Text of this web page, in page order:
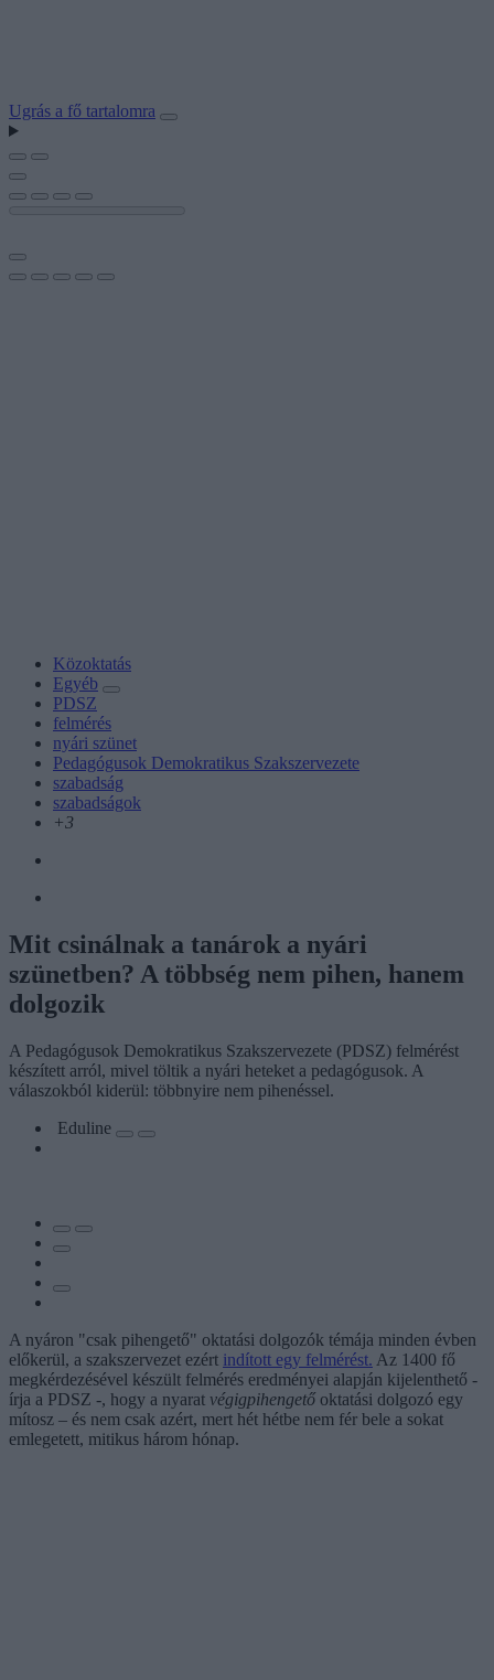
Ugrás a fő tartalomra
Közoktatás
Egyéb
PDSZ
felmérés
nyári szünet
Pedagógusok Demokratikus Szakszervezete
szabadság
szabadságok
+3
Mit csinálnak a tanárok a nyári
szünetben? A többség nem pihen, hanem
dolgozik
A Pedagógusok Demokratikus Szakszervezete (PDSZ) felmérést
készített arról, mivel töltik a nyári heteket a pedagógusok. A
válaszokból kiderül: többnyire nem pihenéssel.
Eduline
A nyáron "csak pihengető" oktatási dolgozók témája minden évben
előkerül, a szakszervezet ezért indított egy felmérést. Az 1400 fő
megkérdezésével készült felmérés eredményei alapján kijelenthető -
írja a PDSZ -, hogy a nyarat végigpihengető oktatási dolgozó egy
mítosz – és nem csak azért, mert hét hétbe nem fér bele a sokat
emlegetett, mitikus három hónap.